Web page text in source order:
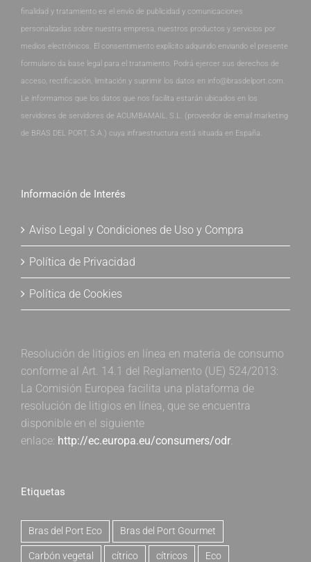
finalidad y tratamiento es el envío de publicidad y comunicaciones
personalizadas sobre nuestra empresa, nuestros productos y servicios por
medios electrónicos. El consentimiento explícito adquirido enviando el presente
formulario da base legal para el tratamiento. Podrá ejercer sus derechos de
acceso, rectificación, limitación y suprimir los datos en info@brasdelport.com.
Le informamos que los datos que nos facilita estarán ubicados en los
servidores de servidores de ACUMBAMAIL, S.L. (proveedor de email marketing
de BRAS DEL PORT, S.A.) cuya infraestructura está situada en España.
Información de Interés
Aviso Legal y Condiciones de Uso y Compra
Política de Privacidad
Política de Cookies
Resolución de litigios en línea en materia de consumo
conforme al Art. 14.1 del Reglamento (UE) 524/2013:
La Comisión Europea facilita una plataforma de
resolución de litigios en línea, que se encuentra
disponible en el siguiente
enlace: http://ec.europa.eu/consumers/odr.
Etiquetas
Bras del Port Eco Bras del Port Gourmet
Carbón vegetal cítrico cítricos Eco